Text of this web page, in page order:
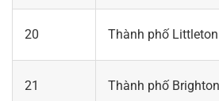
20 Thành phố Littleton
21 Thành phố Brighton